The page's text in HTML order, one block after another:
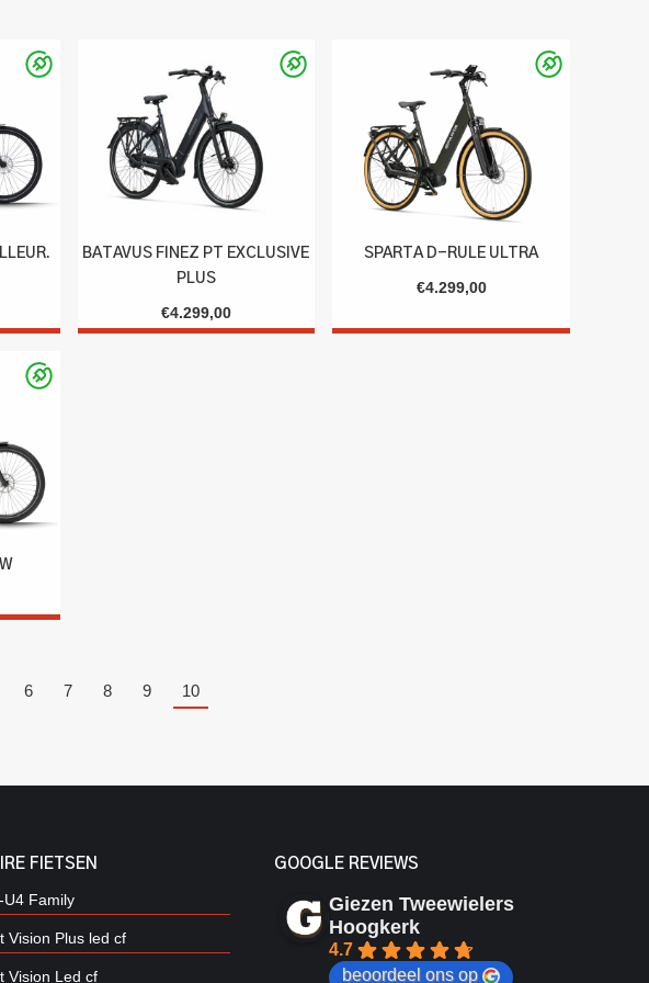
BATAVUS FINEZ PT EXCLUSIVE
PLUS
€4.299,00
SPARTA D-RULE ULTRA
€4.299,00
6 7 8 9 10
FIETSEN
U4 Family
Vision Plus led cf
Vision Led cf
GOOGLE REVIEWS
Giezen Tweewielers
Hoogkerk
4.7
beoordeel ons op